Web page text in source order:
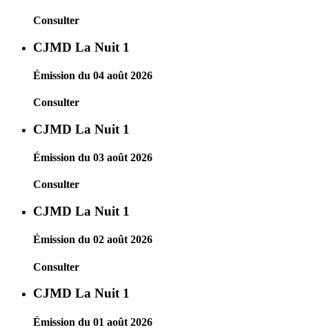
Consulter
CJMD La Nuit 1
Émission du 04 août 2026
Consulter
CJMD La Nuit 1
Émission du 03 août 2026
Consulter
CJMD La Nuit 1
Émission du 02 août 2026
Consulter
CJMD La Nuit 1
Émission du 01 août 2026